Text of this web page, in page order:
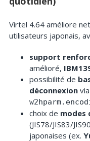
Virtel 4.64 améliore
utilisateurs japonais,
support
amélioré,
possibilité de
déconnexion
choix de modes
(JIS78/JIS83/
japonaises (ex.